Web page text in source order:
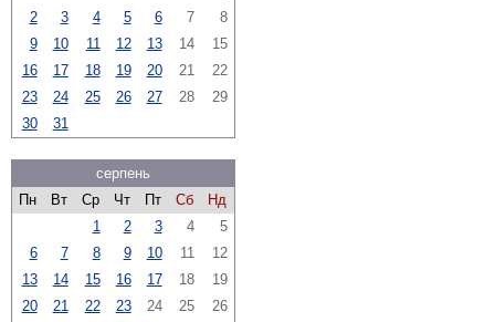
2
3 4 5 6 7
8
9
10 11 12 13 14
15
16
17 18 19 20 21
22
23
24 25 26 27 28
29
30
31
серпень
Пн
Вт Ср Чт Пт Сб
Нд
1
2 3 4
5
6
7 8 9 10 11
12
13
14 15 16 17 18
19
20
21 22 23 24 25
26